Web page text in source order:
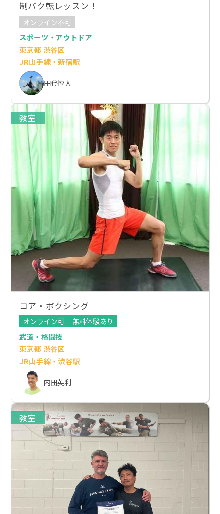
制バク転レッスン！
オンライン不可
スポーツ・アウトドア
東京都 渋谷区
JR山手線・新宿駅
田代惇人
教室
コア・ボクシング
オンライン可
無料体験あり
武道・格闘技
東京都 渋谷区
JR山手線・渋谷駅
内田英利
教室